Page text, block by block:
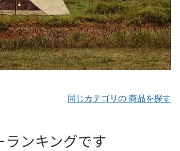
同じカテゴリの 商品を探す
ランキングです